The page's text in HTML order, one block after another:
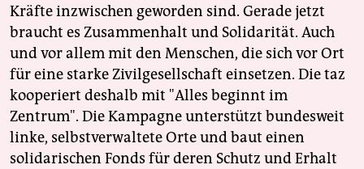
Kräfte inzwischen geworden sind. Gerade jetzt
braucht es Zusammenhalt und Solidarität. Auch
und vor allem mit den Menschen, die sich vor Ort
für eine starke Zivilgesellschaft einsetzen. Die taz
kooperiert deshalb mit "Alles beginnt im
Zentrum". Die Kampagne unterstützt bundesweit
linke, selbstverwaltete Orte und baut einen
solidarischen Fonds für deren Schutz und Erhalt